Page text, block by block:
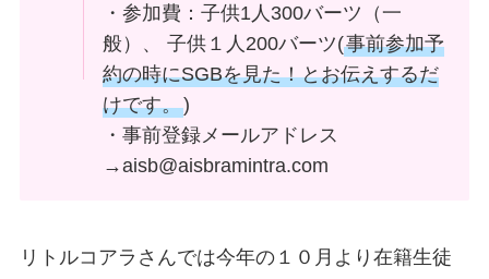
・参加費：子供1人300バーツ（一
般）、 子供１人200バーツ(事前参加予
約の時にSGBを見た！とお伝えするだ
けです。)
・事前登録メールアドレス
→aisb@aisbramintra.com
リトルコアラさんでは今年の１０月より在籍生徒